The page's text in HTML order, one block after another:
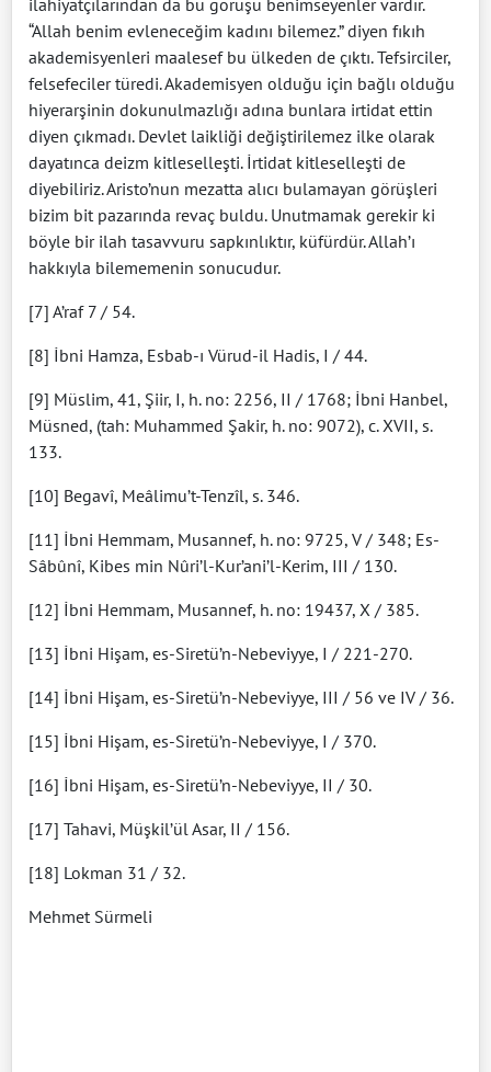
“Allah benim evleneceğim kadını bilemez.” diyen fıkıh
akademisyenleri maalesef bu ülkeden de çıktı. Tefsirciler,
felsefeciler türedi. Akademisyen olduğu için bağlı olduğu
hiyerarşinin dokunulmazlığı adına bunlara irtidat ettin
diyen çıkmadı. Devlet laikliği değiştirilemez ilke olarak
dayatınca deizm kitleselleşti. İrtidat kitleselleşti de
diyebiliriz. Aristo’nun mezatta alıcı bulamayan görüşleri
bizim bit pazarında revaç buldu. Unutmamak gerekir ki
böyle bir ilah tasavvuru sapkınlıktır, küfürdür. Allah’ı
hakkıyla bilememenin sonucudur.
[7] A’raf 7 / 54.
[8] İbni Hamza, Esbab-ı Vürud-il Hadis, I / 44.
[9] Müslim, 41, Şiir, I, h. no: 2256, II / 1768; İbni Hanbel,
Müsned, (tah: Muhammed Şakir, h. no: 9072), c. XVII, s.
133.
[10] Begavî, Meâlimu’t-Tenzîl, s. 346.
[11] İbni Hemmam, Musannef, h. no: 9725, V / 348; Es-
Sâbûnî, Kibes min Nûri’l-Kur’ani’l-Kerim, III / 130.
[12] İbni Hemmam, Musannef, h. no: 19437, X / 385.
[13] İbni Hişam, es-Siretü’n-Nebeviyye, I / 221-270.
[14] İbni Hişam, es-Siretü’n-Nebeviyye, III / 56 ve IV / 36.
[15] İbni Hişam, es-Siretü’n-Nebeviyye, I / 370.
[16] İbni Hişam, es-Siretü’n-Nebeviyye, II / 30.
[17] Tahavi, Müşkil’ül Asar, II / 156.
[18] Lokman 31 / 32.
Mehmet Sürmeli